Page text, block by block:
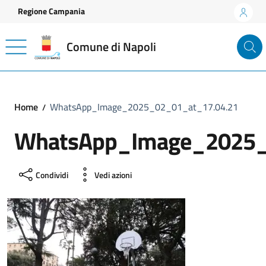
Vai ai contenuti
Vai al footer
Regione Campania
Comune di Napoli
Home WhatsApp_Image_2025_02_01_at_17.04.21
Condividi Vedi azioni